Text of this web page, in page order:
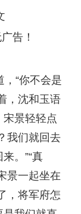
告！
“你不会是
，沈和玉语
景轻轻点
我们就回去
。”“真
景一起坐在
，将军府怎